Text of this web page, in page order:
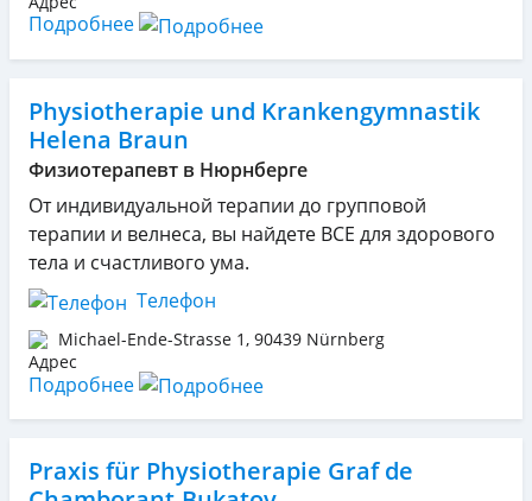
Подробнее
Physiotherapie und Krankengymnastik
Helena Braun
Физиотерапевт в Нюрнберге
От индивидуальной терапии до групповой
терапии и велнеса, вы найдете ВСЕ для здорового
тела и счастливого ума.
Телефон
Michael-Ende-Strasse 1 , 90439 Nürnberg
Подробнее
Praxis für Physiotherapie Graf de